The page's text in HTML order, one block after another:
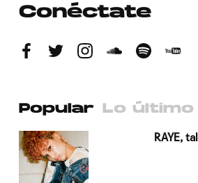
Conéctate
Popular Lo último
RAYE,